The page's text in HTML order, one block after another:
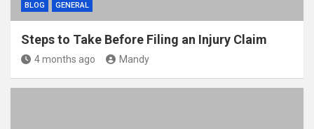
BLOG GENERAL
Steps to Take Before Filing an Injury Claim
4 months ago Mandy